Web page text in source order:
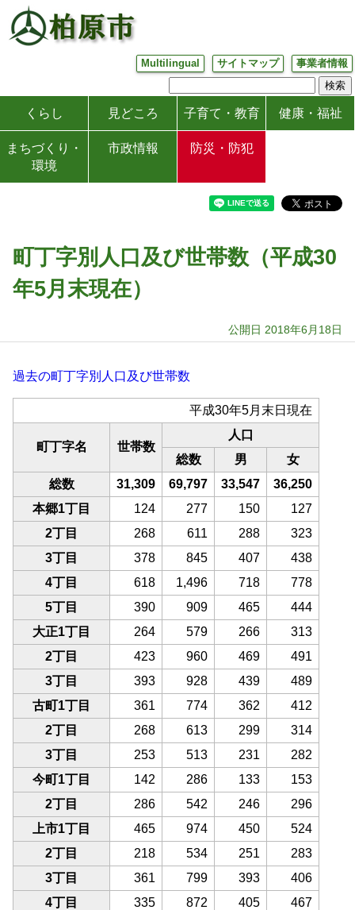
Multilingual サイトマップ 事業者情報
くらし 見どころ 子育て・教育 健康・福祉
まちづくり・
環境
市政情報 防災・防犯
町丁字別人口及び世帯数（平成30
年5月末現在）
公開日 2018年6月18日
過去の町丁字別人口及び世帯数
平成30年5月末日現在
町丁字名 世帯数
人口
総数
男
女
総数
31,309 69,797 33,547
36,250
本郷1丁目
124 277 150
127
2丁目
268 611 288
323
3丁目
378 845 407
438
4丁目
618 1,496 718
778
5丁目
390 909 465
444
大正1丁目
264 579 266
313
2丁目
423 960 469
491
3丁目
393 928 439
489
古町1丁目
361 774 362
412
2丁目
268 613 299
314
3丁目
253 513 231
282
今町1丁目
142 286 133
153
2丁目
286 542 246
296
上市1丁目
465 974 450
524
2丁目
218 534 251
283
3丁目
361 799 393
406
4丁目
335 872 405
467